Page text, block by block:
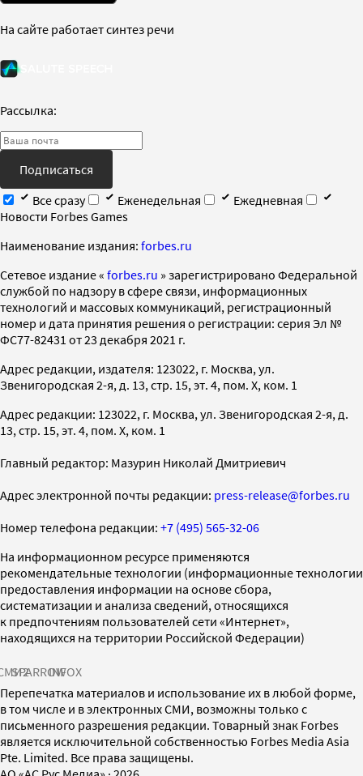
На сайте работает синтез речи
Рассылка:
Подписаться
Все сразу
Еженедельная
Ежедневная
Новости Forbes Games
Наименование издания: forbes.ru
Cетевое издание « forbes.ru » зарегистрировано Федеральной
службой по надзору в сфере связи, информационных
технологий и массовых коммуникаций, регистрационный
номер и дата принятия решения о регистрации: серия Эл №
ФС77-82431 от 23 декабря 2021 г.
Адрес редакции, издателя: 123022, г. Москва, ул.
Звенигородская 2-я, д. 13, стр. 15, эт. 4, пом. X, ком. 1
Адрес редакции: 123022, г. Москва, ул. Звенигородская 2-я, д.
13, стр. 15, эт. 4, пом. X, ком. 1
Главный редактор: Мазурин Николай Дмитриевич
Адрес электронной почты редакции: press-release@forbes.ru
Номер телефона редакции: +7 (495) 565-32-06
На информационном ресурсе применяются
рекомендательные технологии (информационные технологии
предоставления информации на основе сбора,
систематизации и анализа сведений, относящихся
к предпочтениям пользователей сети «Интернет»,
находящихся на территории Российской Федерации)
SPARROWINFOX
Перепечатка материалов и использование их в любой форме,
в том числе и в электронных СМИ, возможны только с
письменного разрешения редакции. Товарный знак Forbes
является исключительной собственностью Forbes Media Asia
Pte. Limited. Все права защищены.